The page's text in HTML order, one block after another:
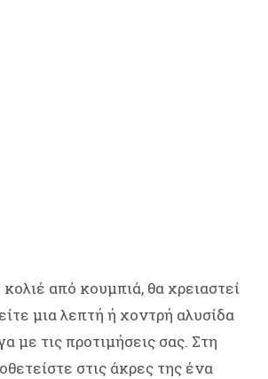
κολιέ από κουμπιά, θα χρειαστεί
μια λεπτή ή χοντρή αλυσίδα
με τις προτιμήσεις σας. Στη
στις άκρες της ένα